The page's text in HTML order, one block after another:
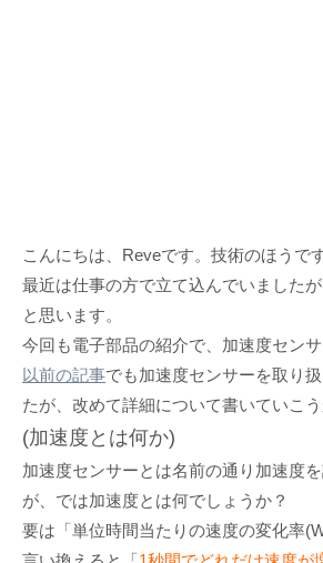
こんにちは、Reveです。技術のほうです
最近は仕事の方で立て込んでいました
と思います。
今回も電子部品の紹介で、加速度センサ
以前の記事でも加速度センサーを取り
たが、改めて詳細について書いていこう
(加速度とは何か)
加速度センサーとは名前の通り加速度
が、では加速度とは何でしょうか？
要は「単位時間当たりの速度の変化率